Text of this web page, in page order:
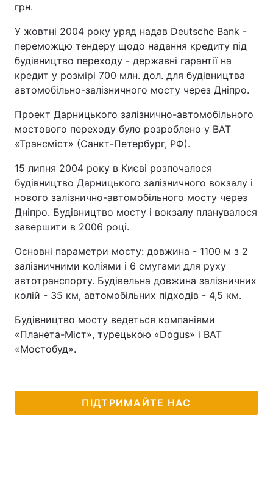
грн.
У жовтні 2004 року уряд надав Deutsche Bank -
переможцю тендеру щодо надання кредиту під
будівництво переходу - державні гарантії на
кредит у розмірі 700 млн. дол. для будівництва
автомобільно-залізничного мосту через Дніпро.
Проект Дарницького залізнично-автомобільного
мостового переходу було розроблено у ВАТ
«Трансміст» (Санкт-Петербург, РФ).
15 липня 2004 року в Києві розпочалося
будівництво Дарницького залізничного вокзалу і
нового залізнично-автомобільного мосту через
Дніпро. Будівництво мосту і вокзалу планувалося
завершити в 2006 році.
Основні параметри мосту: довжина - 1100 м з 2
залізничними коліями і 6 смугами для руху
автотранспорту. Будівельна довжина залізничних
колій - 35 км, автомобільних підходів - 4,5 км.
Будівництво мосту ведеться компаніями
«Планета-Міст», турецькою «Dogus» і ВАТ
«Мостобуд».
ПІДТРИМАЙТЕ НАС